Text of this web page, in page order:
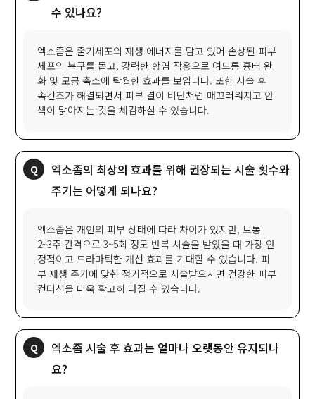
수 있나요?
엑소좀은 줄기세포의 재생 에너지를 담고 있어 손상된 피부
세포의 복구를 돕고, 강력한 항염 작용으로 여드름 흉터 완
화 및 모공 축소에 탁월한 효과를 보입니다. 또한 시술 후
속건조가 해결되면서 피부 결이 비단처럼 매끄러워지고 안
색이 맑아지는 것을 체감하실 수 있습니다.
엑소좀의 최상의 효과를 위해 권장되는 시술 횟수와
주기는 어떻게 되나요?
엑소좀은 개인의 피부 상태에 따라 차이가 있지만, 보통
2~3주 간격으로 3~5회 정도 반복 시술을 받았을 때 가장 안
정적이고 드라마틱한 개선 효과를 기대할 수 있습니다. 피
부 재생 주기에 맞춰 정기적으로 시술받으시면 건강한 피부
컨디션을 더욱 확고히 다질 수 있습니다.
엑소좀 시술 후 효과는 얼마나 오랫동안 유지되나
요?